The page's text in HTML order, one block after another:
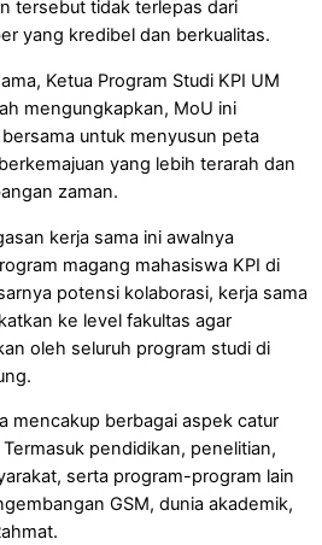
tersebut tidak terlepas dari
yang kredibel dan berkualitas.
Ketua Program Studi KPI UM
mengungkapkan, MoU ini
untuk menyusun peta
yang lebih terarah dan
zaman.
kerja sama ini awalnya
magang mahasiswa KPI di
potensi kolaborasi, kerja sama
ke level fakultas agar
oleh seluruh program studi di
mencakup berbagai aspek catur
pendidikan, penelitian,
serta program-program lain
GSM, dunia akademik,